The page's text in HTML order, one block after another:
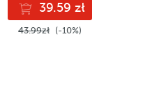
39.59 zł
43.99zł (-10%)